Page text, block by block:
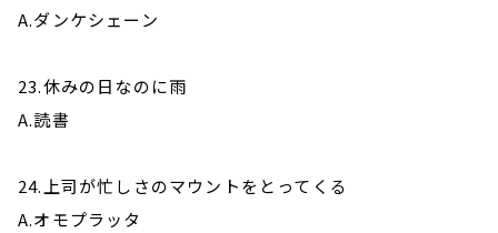
A.ダンケシェーン
23.休みの日なのに雨
A.読書
24.上司が忙しさのマウントをとってくる
A.オモプラッタ